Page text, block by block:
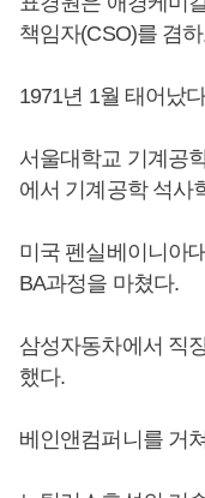
책임자(CSO)를 겸
1971년 1월 태어났
서울대학교 기계공
에서 기계공학 석사
미국 펜실베이니아
BA과정을 마쳤다.
삼성자동차에서 직
했다.
베인앤컴퍼니를 거